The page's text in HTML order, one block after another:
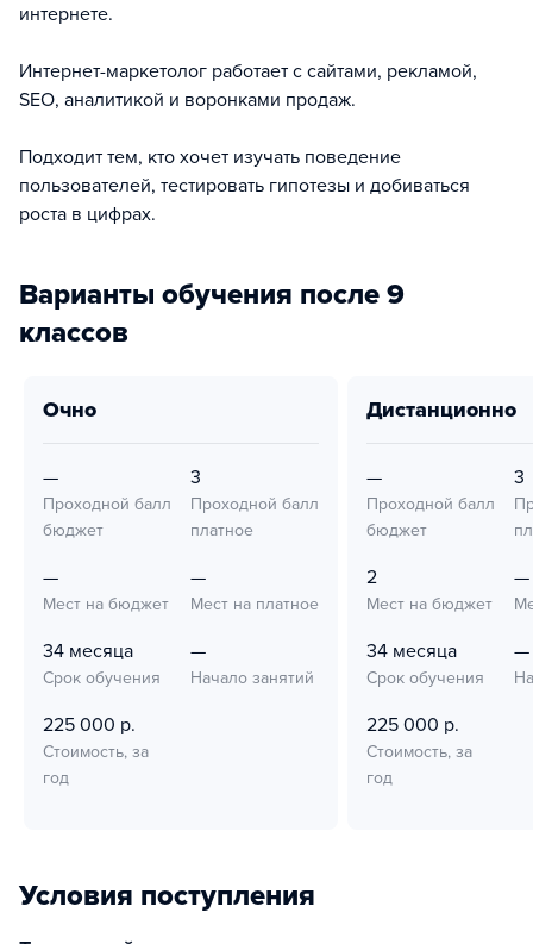
интернете.
Интернет-маркетолог работает с сайтами, рекламой,
SEO, аналитикой и воронками продаж.
Подходит тем, кто хочет изучать поведение
пользователей, тестировать гипотезы и добиваться
роста в цифрах.
Варианты обучения после 9
классов
очно
—
Проходной балл
бюджет
3
Проходной балл
платное
—
Мест на бюджет
—
Мест на платное
34 месяца
Срок обучения
—
Начало занятий
225 000 р.
Стоимость, за
год
дистанционно
—
Проходной балл
бюджет
3
2
Мест на бюджет
—
34 месяца
Срок обучения
—
225 000 р.
Стоимость, за
год
Условия поступления